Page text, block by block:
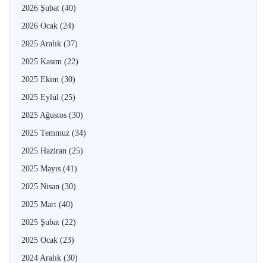
2026 Şubat (40)
2026 Ocak (24)
2025 Aralık (37)
2025 Kasım (22)
2025 Ekim (30)
2025 Eylül (25)
2025 Ağustos (30)
2025 Temmuz (34)
2025 Haziran (25)
2025 Mayıs (41)
2025 Nisan (30)
2025 Mart (40)
2025 Şubat (22)
2025 Ocak (23)
2024 Aralık (30)